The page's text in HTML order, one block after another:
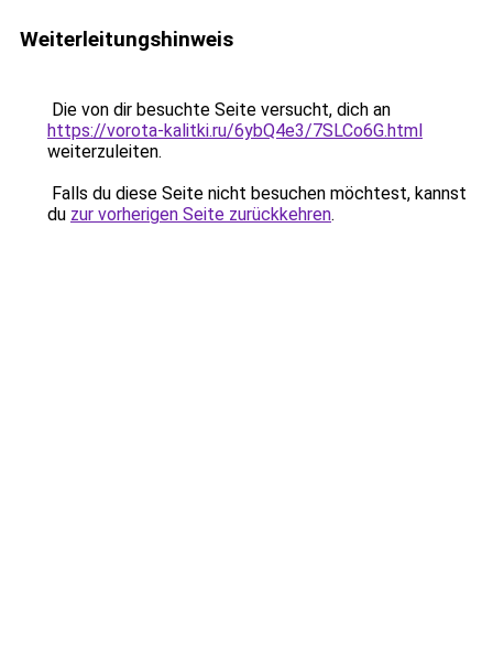
Weiterleitungshinweis
Die von dir besuchte Seite versucht, dich an
https://vorota-kalitki.ru/6ybQ4e3/7SLCo6G.html
weiterzuleiten.
Falls du diese Seite nicht besuchen möchtest, kannst
du zur vorherigen Seite zurückkehren.